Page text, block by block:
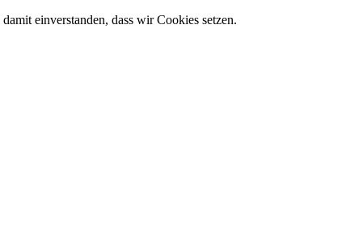
einverstanden, dass wir Cookies setzen.